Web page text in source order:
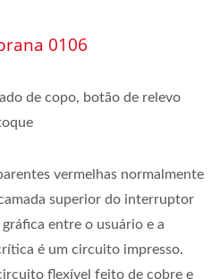
0106
de copo, botão de relevo
vermelhas normalmente
superior do interruptor
entre o usuário e a
é um circuito impresso.
flexível feito de cobre e